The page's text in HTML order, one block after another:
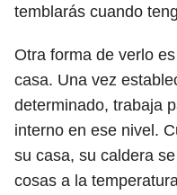
temblarás cuando
Otra forma de verlo
casa. Una vez
determinado, trabaja
interno en ese nivel.
su casa, su caldera
cosas a la